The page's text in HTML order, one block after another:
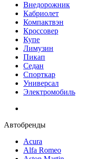
Внедорожник
Кабриолет
Компактвэн
Кроссовер
Купе
Лимузин
Пикап
Седан
Спорткар
Универсал
Электромобиль
Автобренды
Acura
Alfa Romeo